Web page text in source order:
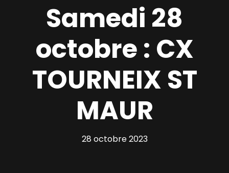
Samedi 28
octobre : CX
TOURNEIX ST
MAUR
28 octobre 2023